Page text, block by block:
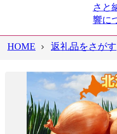
さと
響に
HOME 返礼品をさがす